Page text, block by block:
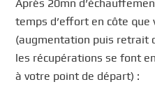
Après 20mn
temps d’effort en côte que
(augmentation puis retrait
les récupérations se font
à votre point de départ) :